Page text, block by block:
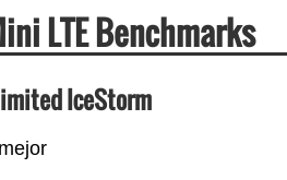
LTE Benchmarks
IceStorm